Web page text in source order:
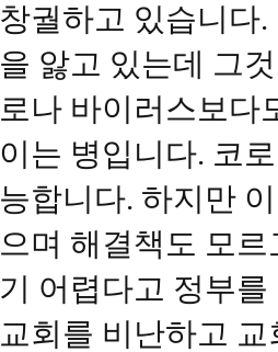
창궐하고 있습니다
을 앓고 있는데 그
로나 바이러스보다
이는 병입니다. 코
능합니다. 하지만
으며 해결책도 모
기 어렵다고 정부
교회를 비난하고